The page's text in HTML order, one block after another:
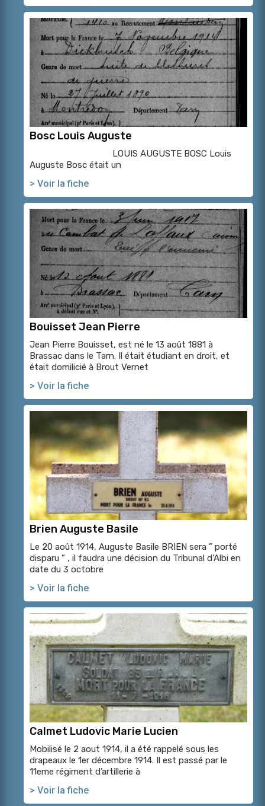
Bosc Louis Auguste
LOUIS AUGUSTE BOSC Louis
Auguste Bosc était un
> Voir la fiche
Bouisset Jean Pierre
Jean Pierre Bouisset, est né le 13 août 1881 à
Brassac dans le Tarn. Il était étudiant en droit, et
était domilicié à Brout Vernet
> Voir la fiche
Brien Auguste Basile
Le 20 août 1914, Auguste Basile BRIEN sera ” porté
disparu ” , il faudra une décision du Tribunal d’Albi en
date du 3 octobre
> Voir la fiche
Calmet Ludovic Marie Lucien
Mobilisé le 2 aout 1914, il a été rappelé sous les
drapeaux le 1er décembre 1914. Il est passé par le
11eme régiment d’artillerie à
> Voir la fiche